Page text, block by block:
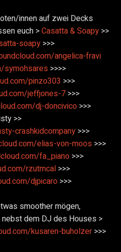
innen auf zwei Decks
euch >Casatta & Soapy >>
soapy >>>
angelica-fravi
symohsares >>>>
pinzo303 >>>
jeffjones-7 >>>
dj-doncivico >>>
>>
crashkidcompany >>>
elias-von-moos >>>
fa_piano >>>
rzutmcal >>>
djpicaro >>>
smoother mögen,
dem DJ des Houses >
kusaren-buholzer >>>